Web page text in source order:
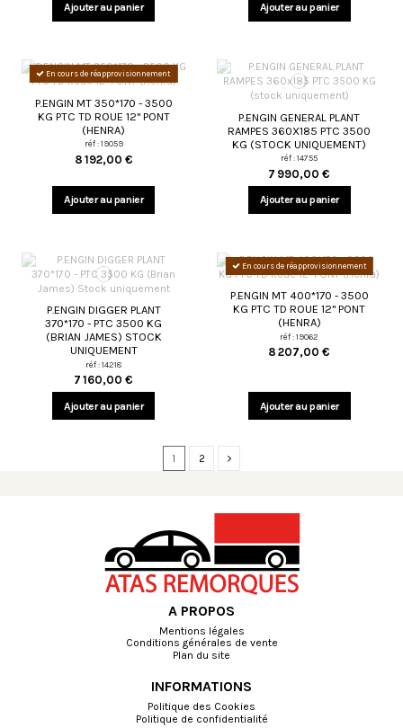
Ajouter au panier Ajouter au panier
En cours de réapprovisionnement
P.ENGIN MT 350*170 - 3500
KG PTC TD ROUE 12" PONT
(HENRA)
réf : 19059
8 192,00 €
Ajouter au panier
P.ENGIN GENERAL PLANT
RAMPES 360X185 PTC 3500
KG (STOCK UNIQUEMENT)
réf : 14755
7 990,00 €
Ajouter au panier
P.ENGIN DIGGER PLANT
370*170 - PTC 3500 KG
(BRIAN JAMES) STOCK
UNIQUEMENT
réf : 14218
7 160,00 €
Ajouter au panier
En cours de réapprovisionnement
P.ENGIN MT 400*170 - 3500
KG PTC TD ROUE 12" PONT
(HENRA)
réf : 19062
8 207,00 €
Ajouter au panier
1 2
A PROPOS
Mentions légales
Conditions générales de vente
Plan du site
INFORMATIONS
Politique des Cookies
Politique de confidentialité